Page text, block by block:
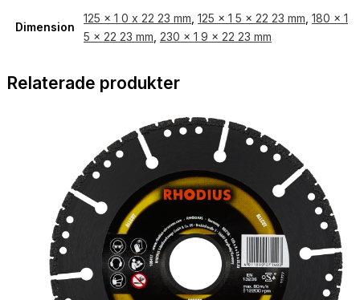
Dimension
125 x 1 0 x 22 23 mm 125 x 1 5 x 22 23 mm 180 x 1
5 x 22 23 mm 230 x 1 9 x 22 23 mm
Relaterade produkter